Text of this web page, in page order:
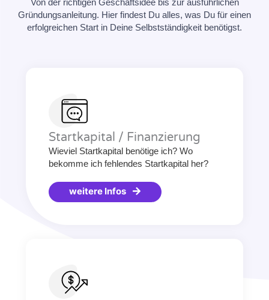
Gründungsanleitung. Hier findest Du alles, was Du für einen
erfolgreichen Start in Deine Selbstständigkeit benötigst.
Startkapital / Finanzierung
Wieviel Startkapital benötige ich? Wo
bekomme ich fehlendes Startkapital her?
weitere Infos